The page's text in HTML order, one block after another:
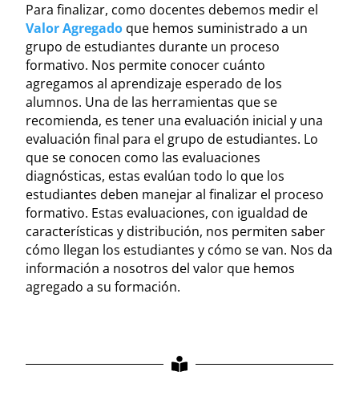
Para finalizar, como docentes debemos medir el
Valor Agregado que hemos suministrado a un
grupo de estudiantes durante un proceso
formativo. Nos permite conocer cuánto
agregamos al aprendizaje esperado de los
alumnos. Una de las herramientas que se
recomienda, es tener una evaluación inicial y una
evaluación final para el grupo de estudiantes. Lo
que se conocen como las evaluaciones
diagnósticas, estas evalúan todo lo que los
estudiantes deben manejar al finalizar el proceso
formativo. Estas evaluaciones, con igualdad de
características y distribución, nos permiten saber
cómo llegan los estudiantes y cómo se van. Nos da
información a nosotros del valor que hemos
agregado a su formación.